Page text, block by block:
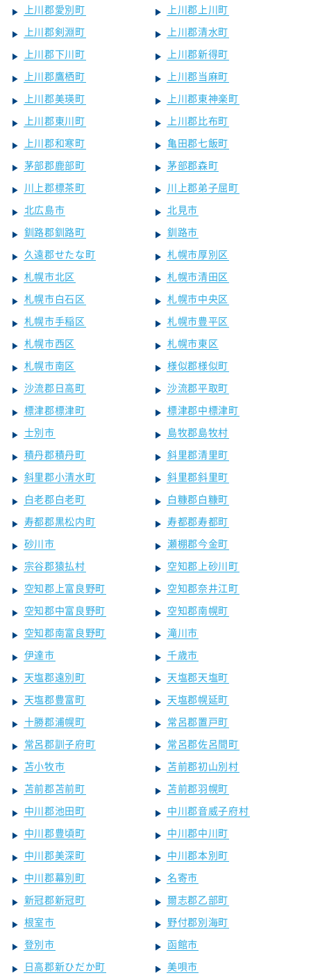
上川郡愛別町
上川郡上川町
上川郡剣淵町
上川郡清水町
上川郡下川町
上川郡新得町
上川郡鷹栖町
上川郡当麻町
上川郡美瑛町
上川郡東神楽町
上川郡東川町
上川郡比布町
上川郡和寒町
亀田郡七飯町
茅部郡鹿部町
茅部郡森町
川上郡標茶町
川上郡弟子屈町
北広島市
北見市
釧路郡釧路町
釧路市
久遠郡せたな町
札幌市厚別区
札幌市北区
札幌市清田区
札幌市白石区
札幌市中央区
札幌市手稲区
札幌市豊平区
札幌市西区
札幌市東区
札幌市南区
様似郡様似町
沙流郡日高町
沙流郡平取町
標津郡標津町
標津郡中標津町
士別市
島牧郡島牧村
積丹郡積丹町
斜里郡清里町
斜里郡小清水町
斜里郡斜里町
白老郡白老町
白糠郡白糠町
寿都郡黒松内町
寿都郡寿都町
砂川市
瀬棚郡今金町
宗谷郡猿払村
空知郡上砂川町
空知郡上富良野町
空知郡奈井江町
空知郡中富良野町
空知郡南幌町
空知郡南富良野町
滝川市
伊達市
千歳市
天塩郡遠別町
天塩郡天塩町
天塩郡豊富町
天塩郡幌延町
十勝郡浦幌町
常呂郡置戸町
常呂郡訓子府町
常呂郡佐呂間町
苫小牧市
苫前郡初山別村
苫前郡苫前町
苫前郡羽幌町
中川郡池田町
中川郡音威子府村
中川郡豊頃町
中川郡中川町
中川郡美深町
中川郡本別町
中川郡幕別町
名寄市
新冠郡新冠町
爾志郡乙部町
根室市
野付郡別海町
登別市
函館市
日高郡新ひだか町
美唄市